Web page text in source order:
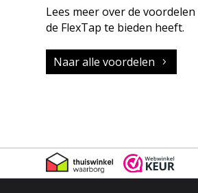
Lees meer over de
de FlexTap te bieden heeft.
Naar alle voordelen